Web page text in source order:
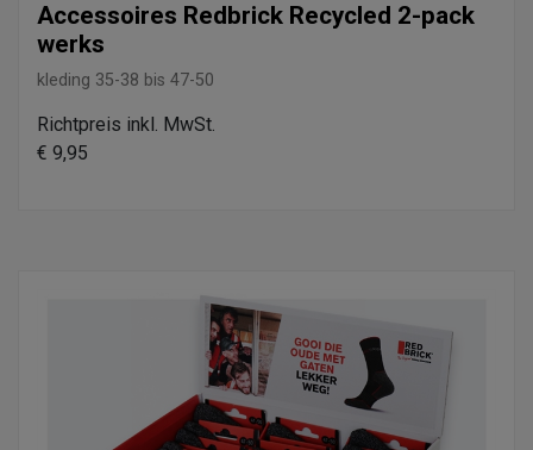
Accessoires Redbrick Recycled 2-pack
werks
kleding 35-38 bis 47-50
Richtpreis inkl. MwSt.
€ 9,95